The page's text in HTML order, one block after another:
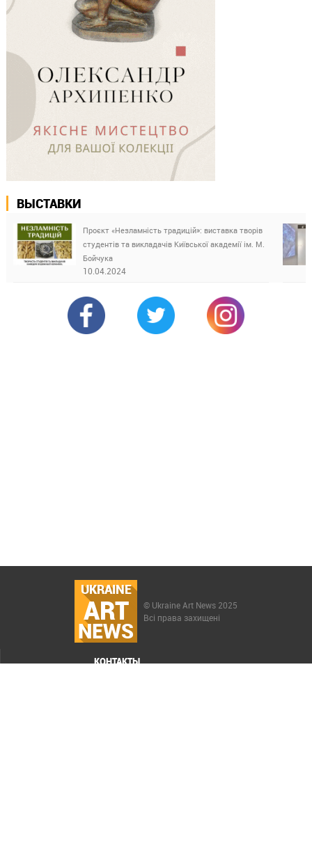
ВЫСТАВКИ
Проєкт «Незламність традицій»: виставка творів
студентів та викладачів Київської академії ім. М.
Бойчука
10.04.2024
UKRAINE
ART
NEWS
© Ukraine Art News 2025
Всі права захищені
КОНТАКТЫ